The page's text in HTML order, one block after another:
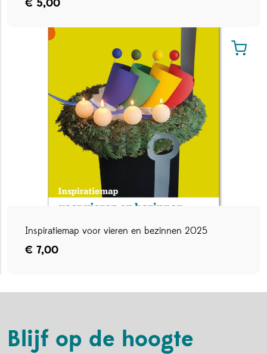
€ 5,00
Inspiratiemap voor vieren en bezinnen 2025
€ 7,00
Blijf op de hoogte